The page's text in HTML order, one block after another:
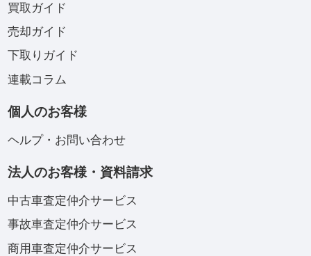
買取ガイド
売却ガイド
下取りガイド
連載コラム
個人のお客様
ヘルプ・お問い合わせ
法人のお客様・資料請求
中古車査定仲介サービス
事故車査定仲介サービス
商用車査定仲介サービス